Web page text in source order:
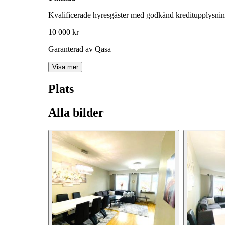
Kvalificerade hyresgäster med godkänd
10 000 kr
Garanterad av Qasa
Visa mer
Plats
Alla bilder